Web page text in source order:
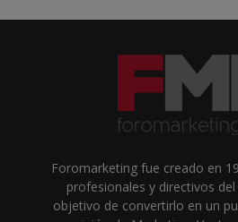
Foromarketing fue creado en
profesionales y directivos
objetivo de convertirlo en un